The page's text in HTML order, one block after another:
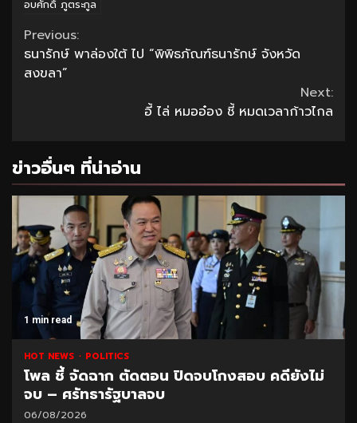
อบศักดิ์ ภูตระกูล
Continue
Reading
Previous:
ธนารักษ์ พาล่องใต้ ไป “พิพิธภัณฑ์ธนารักษ์ จังหวัด
สงขลา”
Next:
อี้ ไล่ หมออ๋อง ชี้ หมดเวลาก้าวไกล
ข่าวอื่นๆ ที่น่าอ่าน
1 min read
HOT NEWS POLITICS
โพล ชี้ จัดฉาก ตัดตอน ปิดจบโกงสอบ คดียังไม่
จบ – ศรัทธารัฐบาลจบ
06/08/2026